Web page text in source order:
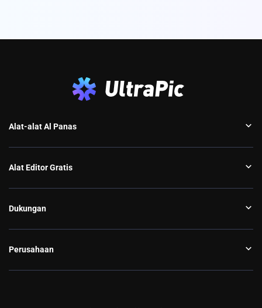
Alat-alat Al Panas
Alat Editor Gratis
Dukungan
Perusahaan